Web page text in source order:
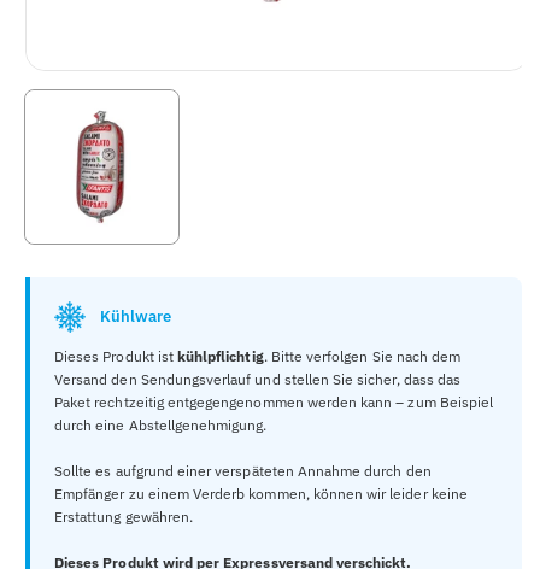
Kühlware
Dieses Produkt ist kühlpflichtig. Bitte verfolgen Sie nach dem
Versand den Sendungsverlauf und stellen Sie sicher, dass das
Paket rechtzeitig entgegengenommen werden kann – zum Beispiel
durch eine Abstellgenehmigung.
Sollte es aufgrund einer verspäteten Annahme durch den
Empfänger zu einem Verderb kommen, können wir leider keine
Erstattung gewähren.
Dieses Produkt wird per Expressversand verschickt.